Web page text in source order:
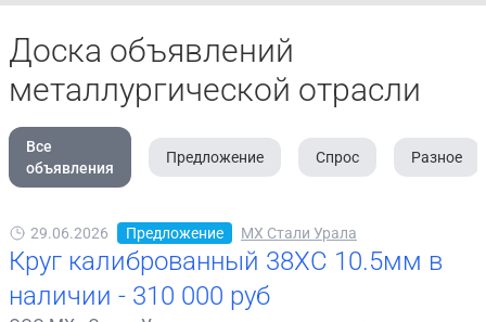
Доска объявлений
металлургической отрасли
Все
объявления
Предложение Спрос Разное
29.06.2026 Предложение МХ Стали Урала
Круг калиброванный 38ХС 10.5мм в
наличии - 310 000 руб